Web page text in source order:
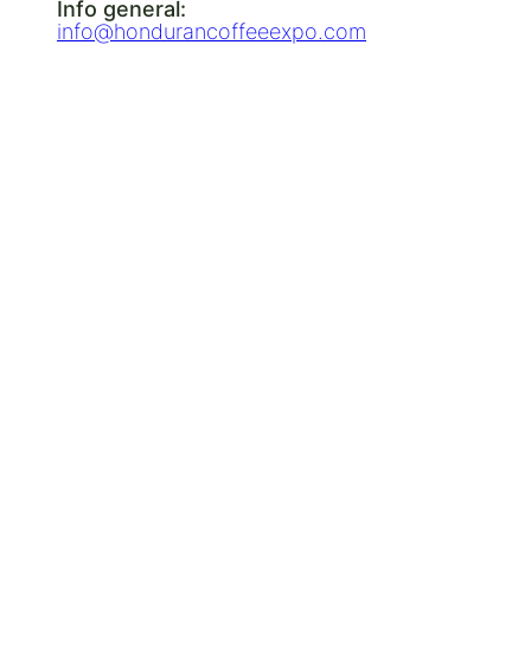
Info general:
info@hondurancoffeeexpo.com